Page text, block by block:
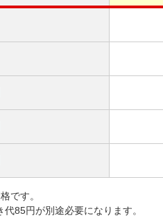
です。
85円が別途必要になります。